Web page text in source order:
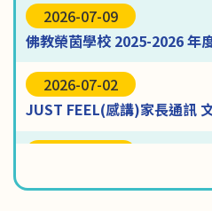
2026-07-09
佛教榮茵學校 2025-2026 年
2026-07-02
JUST FEEL(感講)家長通訊
「綻放童心 啟航未來」學生